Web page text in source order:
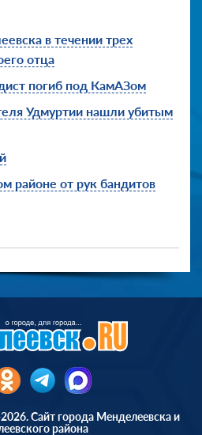
в течении трех
отца
погиб под КамАЗом
Удмуртии нашли убитым
районе от рук бандитов
Сайт города Менделеевска и
района